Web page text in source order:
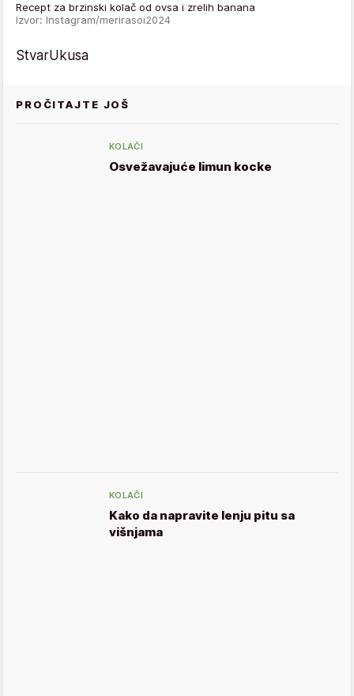
Recept za brzinski kolač od ovsa i zrelih banana
Izvor: Instagram/merirasoi2024
StvarUkusa
PROČITAJTE JOŠ
KOLAČI
Osvežavajuće limun kocke
KOLAČI
Kako da napravite lenju pitu sa
višnjama